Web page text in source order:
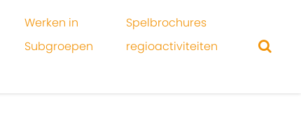
Werken in
Subgroepen
Spelbrochures
regioactiviteiten